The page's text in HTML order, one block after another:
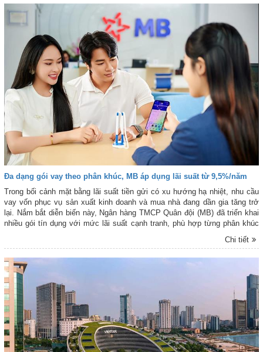
Đa dạng gói vay theo phân khúc, MB áp dụng lãi suất từ 9,5%/năm
Trong bối cảnh mặt bằng lãi suất tiền gửi có xu hướng hạ nhiệt, nhu cầu
vay vốn phục vụ sản xuất kinh doanh và mua nhà đang dần gia tăng trở
lại. Nắm bắt diễn biến này, Ngân hàng TMCP Quân đội (MB) đã triển khai
nhiều gói tín dụng với mức lãi suất cạnh tranh, phù hợp từng phân khúc
Chi tiết